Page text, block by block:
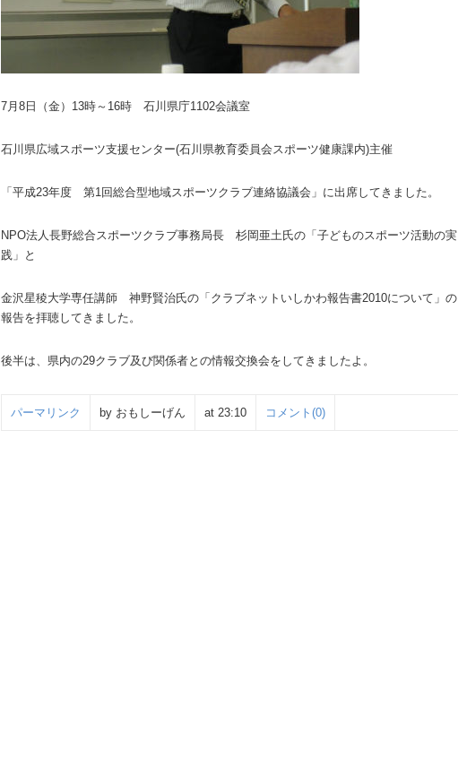
7月8日（金）13時～16時 石川県庁1102会議室
石川県広域スポーツ支援センター(石川県教育委員会スポーツ健康課内)主催
「平成23年度 第1回総合型地域スポーツクラブ連絡協議会」に出席してきました。
NPO法人長野総合スポーツクラブ事務局長 杉岡亜土氏の「子どものスポーツ活動の実
践」と
金沢星稜大学専任講師 神野賢治氏の「クラブネットいしかわ報告書2010について」の
報告を拝聴してきました。
後半は、県内の29クラブ及び関係者との情報交換会をしてきましたよ。
パーマリンク by おもしーげん at 23:10 コメント(0)